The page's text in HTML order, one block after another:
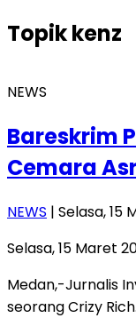
Topikkenz
NEWS
Bareskrim
Cemara
NEWS | Selasa, 15
Selasa, 15 Maret
Medan,-Jurnalis
seorang Crizy